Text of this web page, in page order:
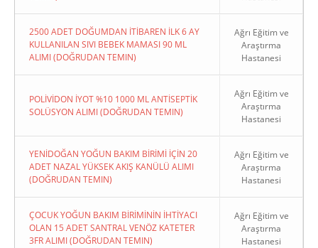
2500 ADET DOĞUMDAN İTİBAREN İLK 6 AY
KULLANILAN SIVI BEBEK MAMASI 90 ML
ALIMI (DOĞRUDAN TEMIN)
Ağrı Eğitim ve
Araştırma
Hastanesi
POLİVİDON İYOT %10 1000 ML ANTİSEPTİK
SOLÜSYON ALIMI (DOĞRUDAN TEMIN)
Ağrı Eğitim ve
Araştırma
Hastanesi
YENİDOĞAN YOĞUN BAKIM BİRİMİ İÇİN 20
ADET NAZAL YÜKSEK AKIŞ KANÜLÜ ALIMI
(DOĞRUDAN TEMIN)
Ağrı Eğitim ve
Araştırma
Hastanesi
ÇOCUK YOĞUN BAKIM BİRİMİNİN İHTİYACI
OLAN 15 ADET SANTRAL VENÖZ KATETER
3FR ALIMI (DOĞRUDAN TEMIN)
Ağrı Eğitim ve
Araştırma
Hastanesi